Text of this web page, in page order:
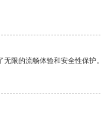
限的流畅体验和安全性保护。